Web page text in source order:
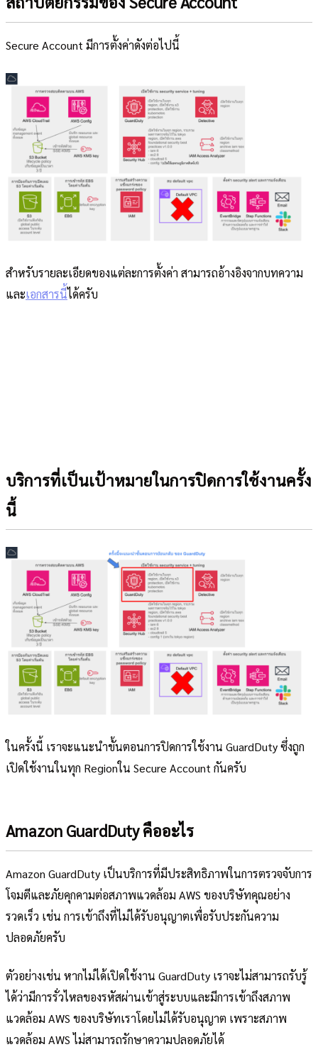
Secure Account มีการตั้งค่าดังต่อไปนี้
สำหรับรายละเอียดของแต่ละการตั้งค่า สามารถอ้างอิงจากบทความ
และเอกสารนี้ได้ครับ
บริการที่เป็นเป้าหมายในการปิดการใช้งานครั้ง
นี้
ในครั้งนี้ เราจะแนะนำขั้นตอนการปิดการใช้งาน GuardDuty ซึ่งถูก
เปิดใช้งานในทุก Regionใน Secure Account กันครับ
Amazon GuardDuty คืออะไร
Amazon GuardDuty เป็นบริการที่มีประสิทธิภาพในการตรวจจับการ
โจมตีและภัยคุกคามต่อสภาพแวดล้อม AWS ของบริษัทคุณอย่าง
รวดเร็ว เช่น การเข้าถึงที่ไม่ได้รับอนุญาตเพื่อรับประกันความ
ปลอดภัยครับ
ตัวอย่างเช่น หากไม่ได้เปิดใช้งาน GuardDuty เราจะไม่สามารถรับรู้
ได้ว่ามีการรั่วไหลของรหัสผ่านเข้าสู่ระบบและมีการเข้าถึงสภาพ
แวดล้อม AWS ของบริษัทเราโดยไม่ได้รับอนุญาต เพราะสภาพ
แวดล้อม AWS ไม่สามารถรักษาความปลอดภัยได้